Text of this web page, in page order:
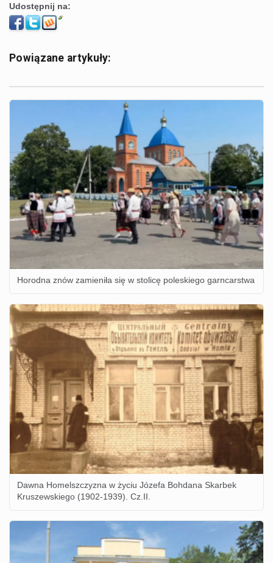
Udostępnij na:
Powiązane artykuły:
Horodna znów zamieniła się w stolicę poleskiego garncarstwa
Dawna Homelszczyzna w życiu Józefa Bohdana Skarbek
Kruszewskiego (1902-1939). Cz.II.